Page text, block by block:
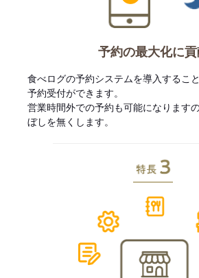
予約の最大化に
食べログの予約システムを導入するこ
予約受付ができます。
営業時間外での予約も可能になります
ぼしを無くします。